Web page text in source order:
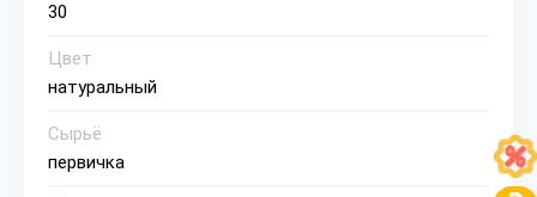
30
Цвет
натуральный
Сырьё
первичка